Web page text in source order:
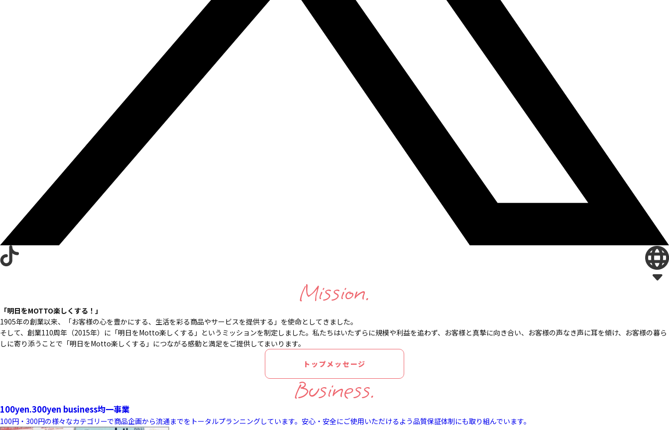
Mission.
「明日をMOTTO楽しくする！」
1905年の創業以来、
「お客様の心を豊かにする、 生活を彩る商品やサービスを提供する」を使命としてきました。
そして、創業110周年（2015年）に 「明日をMotto楽しくする」という ミッションを制定しました。 私たちはいたずらに規模や利益を追わず、 お客様と真摯に向き合い、 お客様の声なき声に耳を傾け、 お客様の暮ら
しに寄り添うことで 「明日をMotto楽しくする」につながる感動と満足をご提供してまいります。
トップメッセージ
Business.
100yen.300yen business均一事業
100円・300円の様々なカテゴリーで商品企画から流通までをトータルプランニングしています。安心・安全にご使用いただけるよう品質保証体制にも取り組んでいます。